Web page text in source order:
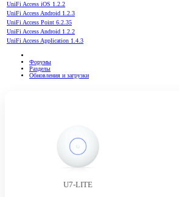
UniFi Access iOS 1.2.2
UniFi Access Android 1.2.3
UniFi Access Point 6.2.35
UniFi Access Android 1.2.2
UniFi Access Application 1.4.3
Форумы
Разделы
Обновления и загрузки
U7-LITE